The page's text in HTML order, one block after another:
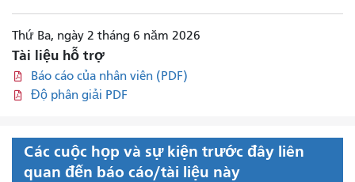
Thứ Ba, ngày 2 tháng 6 năm 2026
Tài liệu hỗ trợ
Báo cáo của nhân viên (PDF)
Độ phân giải PDF
Các cuộc họp và sự kiện trước đây liên
quan đến báo cáo/tài liệu này